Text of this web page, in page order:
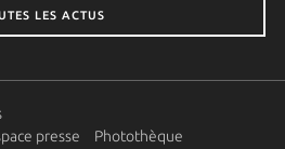
LES ACTUS
presse
Photothèque